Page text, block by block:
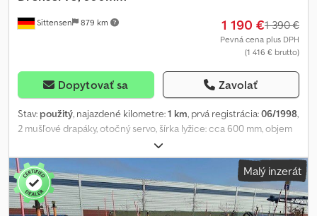
Sittensen 879 km 1 190 €1 390 €
Pevná cena plus DPH
(1 416 € brutto)
Dopytovať sa Zavolať
Stav: použitý, najazdené kilometre:1 km, prvá registrácia:06/1998,
2 mušľové drapáky, otočný servo, šírka lyžice: cca 600 mm, objem
300 litrov, hmotnosť 280 kg Codjwkcg Ijpfx Af Ueha
Malý inzerát